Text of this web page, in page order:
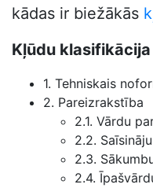
kādas ir biežākās
Kļūdu klasifikācija
1. Tehniskais
2. Pareizrakstība
2.1. Vārdu
2.2.
2.3.
2.4.